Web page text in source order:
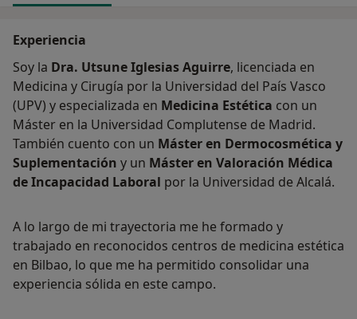
Experiencia
Soy la Dra. Utsune Iglesias Aguirre, licenciada en
Medicina y Cirugía por la Universidad del País Vasco
(UPV) y especializada en Medicina Estética con un
Máster en la Universidad Complutense de Madrid.
También cuento con un Máster en Dermocosmética y
Suplementación y un Máster en Valoración Médica
de Incapacidad Laboral por la Universidad de Alcalá.
A lo largo de mi trayectoria me he formado y
trabajado en reconocidos centros de medicina estética
en Bilbao, lo que me ha permitido consolidar una
experiencia sólida en este campo.